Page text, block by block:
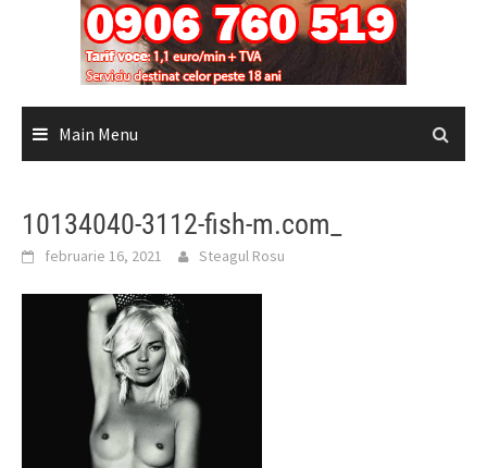
Main Menu
10134040-3112-fish-m.com_
februarie 16, 2021 Steagul Rosu